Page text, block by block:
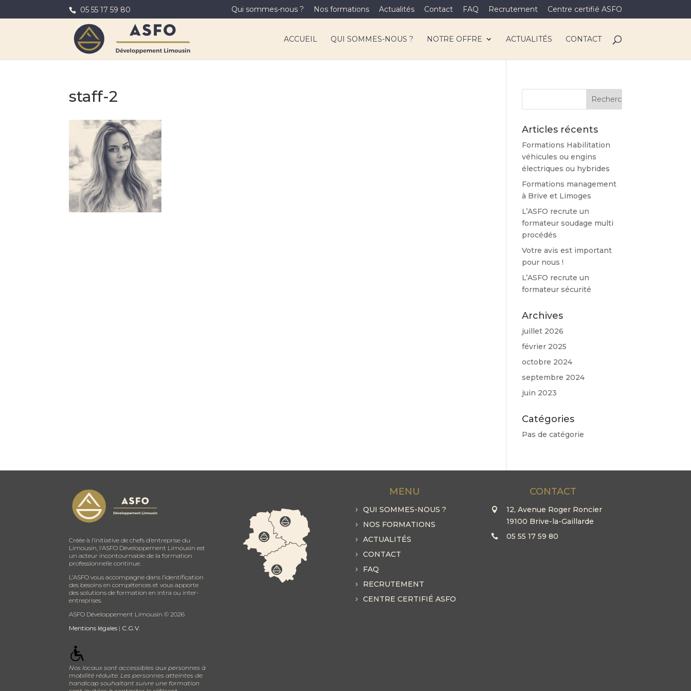
05 55 17 59 80 Qui sommes-nous ? Nos formations Actualités Contact FAQ Recrutement Centre certifié ASFO
ACCUEIL QUI SOMMES-NOUS ? NOTRE OFFRE ACTUALITÉS CONTACT
staff-2
Articles récents
Formations Habilitation
véhicules ou engins
électriques ou hybrides
Formations management
à Brive et Limoges
L’ASFO recrute un
formateur soudage multi
procédés
Votre avis est important
pour nous !
L’ASFO recrute un
formateur sécurité
Archives
juillet 2026
février 2025
octobre 2024
septembre 2024
juin 2023
Catégories
Pas de catégorie
Créée à l’initiative de chefs d’entreprise du
Limousin, l’ASFO Développement Limousin est
un acteur incontournable de la formation
professionnelle continue.
L’ASFO vous accompagne dans l’identification
des besoins en compétences et vous apporte
des solutions de formation en intra ou inter-
entreprises.
ASFO Développement Limousin ©2026
Mentions légales | C.G.V.
Nos locaux sont accessibles aux personnes à
mobilité réduite. Les personnes atteintes de
handicap souhaitant suivre une formation
MENU
QUI SOMMES-NOUS ?
NOS FORMATIONS
ACTUALITÉS
CONTACT
FAQ
RECRUTEMENT
CENTRE CERTIFIÉ ASFO
CONTACT
12, Avenue Roger Roncier
19100 Brive-la-Gaillarde
05 55 17 59 80